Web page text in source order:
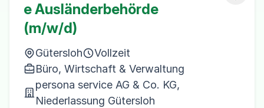
e Ausländerbehörde
(m/w/d)
Gütersloh
Vollzeit
Büro, Wirtschaft & Verwaltung
persona service AG & Co. KG,
Niederlassung Gütersloh